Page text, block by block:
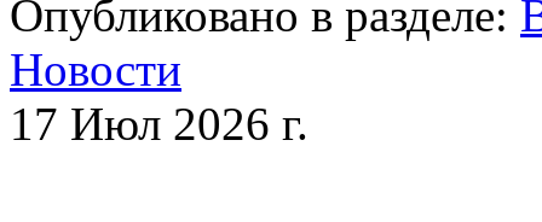
Опубликовано в разделе:
Новости
17 Июл 2026 г.